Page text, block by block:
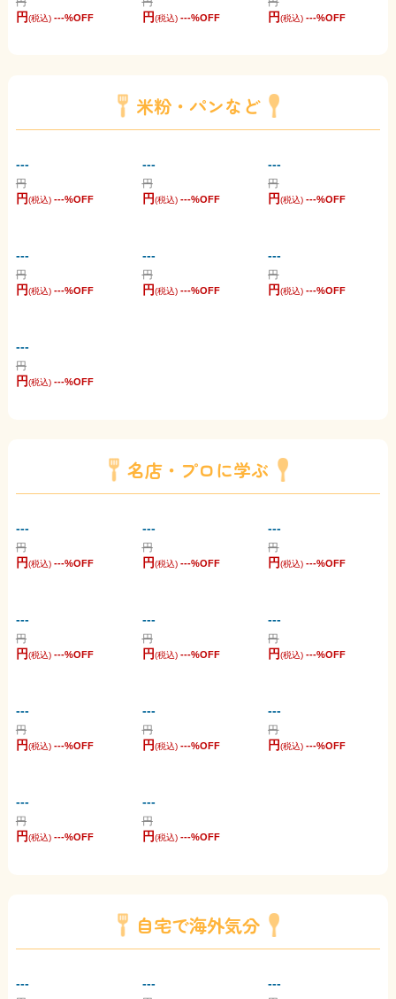
円(税込) ---%OFF 円(税込) ---%OFF 円(税込) ---%OFF
米粉・パンなど
---
円
円(税込) ---%OFF
---
円
円(税込) ---%OFF
---
円
円(税込) ---%OFF
---
円
円(税込) ---%OFF
---
円
円(税込) ---%OFF
---
円
円(税込) ---%OFF
---
円
円(税込) ---%OFF
名店・プロに学ぶ
---
円
円(税込) ---%OFF
---
円
円(税込) ---%OFF
---
円
円(税込) ---%OFF
---
円
円(税込) ---%OFF
---
円
円(税込) ---%OFF
---
円
円(税込) ---%OFF
---
円
円(税込) ---%OFF
---
円
円(税込) ---%OFF
---
円
円(税込) ---%OFF
---
円
円(税込) ---%OFF
---
円
円(税込) ---%OFF
自宅で海外気分
--- --- ---